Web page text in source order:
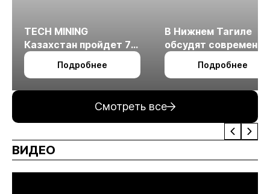
TECH MINING
Казахстан пройдет 7
октября в Алматы
Подробнее
В Нижнем Тагиле
обсудят
технологии
измельчения
Подробнее
Смотреть все
ВИДЕО